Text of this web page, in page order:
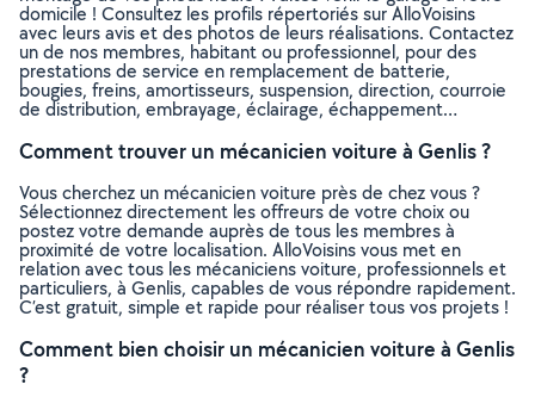
domicile ! Consultez les profils répertoriés sur AlloVoisins
avec leurs avis et des photos de leurs réalisations. Contactez
un de nos membres, habitant ou professionnel, pour des
prestations de service en remplacement de batterie,
bougies, freins, amortisseurs, suspension, direction, courroie
de distribution, embrayage, éclairage, échappement…
Comment trouver un mécanicien voiture à Genlis ?
Vous cherchez un mécanicien voiture près de chez vous ?
Sélectionnez directement les offreurs de votre choix ou
postez votre demande auprès de tous les membres à
proximité de votre localisation. AlloVoisins vous met en
relation avec tous les mécaniciens voiture, professionnels et
particuliers, à Genlis, capables de vous répondre rapidement.
C’est gratuit, simple et rapide pour réaliser tous vos projets !
Comment bien choisir un mécanicien voiture à Genlis
?